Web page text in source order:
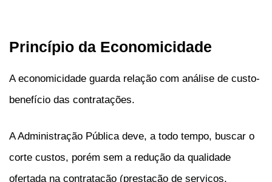
Princípio da Economicidade
A economicidade guarda relação com análise de custo-
benefício das contratações.
A Administração Pública deve, a todo tempo, buscar o
corte custos, porém sem a redução da qualidade
ofertada na contratação (prestação de serviços,